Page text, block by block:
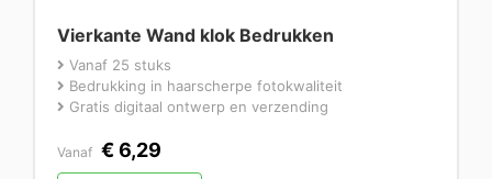
Vierkante Wand klok Bedrukken
Vanaf 25 stuks
Bedrukking in haarscherpe fotokwaliteit
Gratis digitaal ontwerp en verzending
Vanaf €6,29